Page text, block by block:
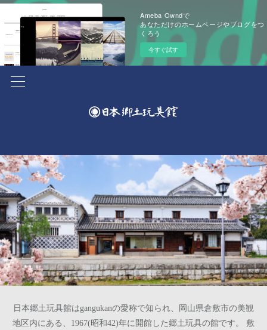
Ameba Owndで
あなただけのホームページやブログをつ
くろう
今すぐ試す
日本郷土玩具館はgangukanの愛称で知られ、岡山県倉敷市の美観
地区内にある、1967(昭和42)年に開館した郷土玩具の館です。 敷